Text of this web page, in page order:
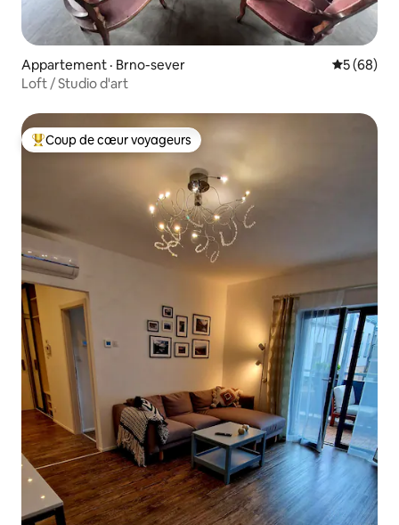
Appartement · Brno-sever Note
5 (68)
Loft / Studio d'art
Coup de cœur voyageurs parmi les plus aimés
Coup de cœur voyageurs